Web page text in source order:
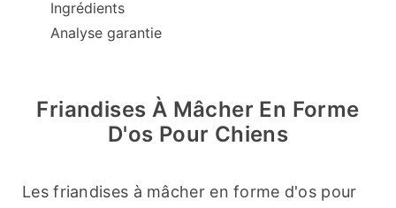
Ingrédients
Analyse garantie
Friandises À Mâcher En Forme
D'os Pour Chiens
Les friandises à mâcher en forme d'os pour